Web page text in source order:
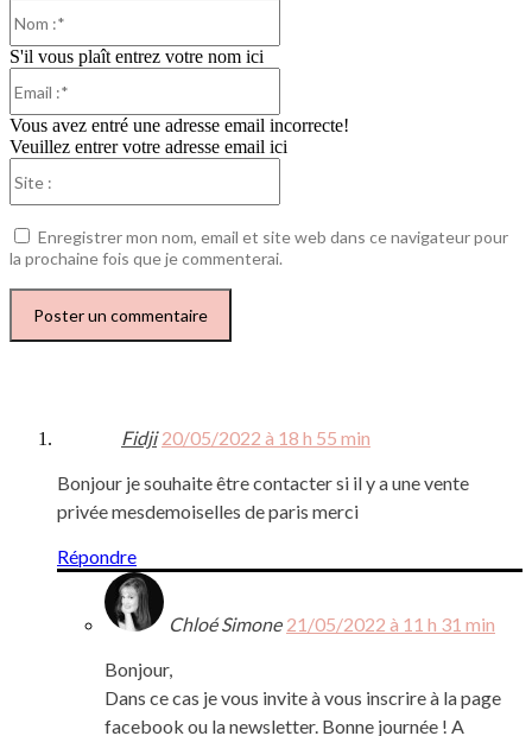
Fidji 20/05/2022 à 18 h 55 min
Bonjour je souhaite être contacter si il y a une vente
privée mesdemoiselles de paris merci
Répondre
Chloé Simone 21/05/2022 à 11 h 31 min
Bonjour,
Dans ce cas je vous invite à vous inscrire à la page
facebook ou la newsletter. Bonne journée ! A
S'il vous plaît entrez votre nom ici
Vous avez entré une adresse email incorrecte!
Veuillez entrer votre adresse email ici
Enregistrer mon nom, email et site web dans ce navigateur pour
la prochaine fois que je commenterai.